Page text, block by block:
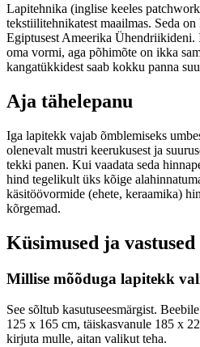
Lapitehnika (inglise keeles
tekstiilitehnikatest maailmas. Seda
Egiptusest Ameerika Ühendriikideni.
oma vormi, aga põhimõte on ikka
kangatükkidest saab kokku panna
Aja tähelepanu
Iga lapitekk vajab õmblemiseks
olenevalt mustri keerukusest ja
tekki panen. Kui vaadata seda
hind tegelikult üks kõige
käsitöövormide (ehete, keraamika)
kõrgemad.
Küsimused ja vastused
Millise mõõduga lapitekk
See sõltub kasutuseesmärgist.
125 x 165 cm, täiskasvanule 185 x
kirjuta mulle, aitan valikut teha.